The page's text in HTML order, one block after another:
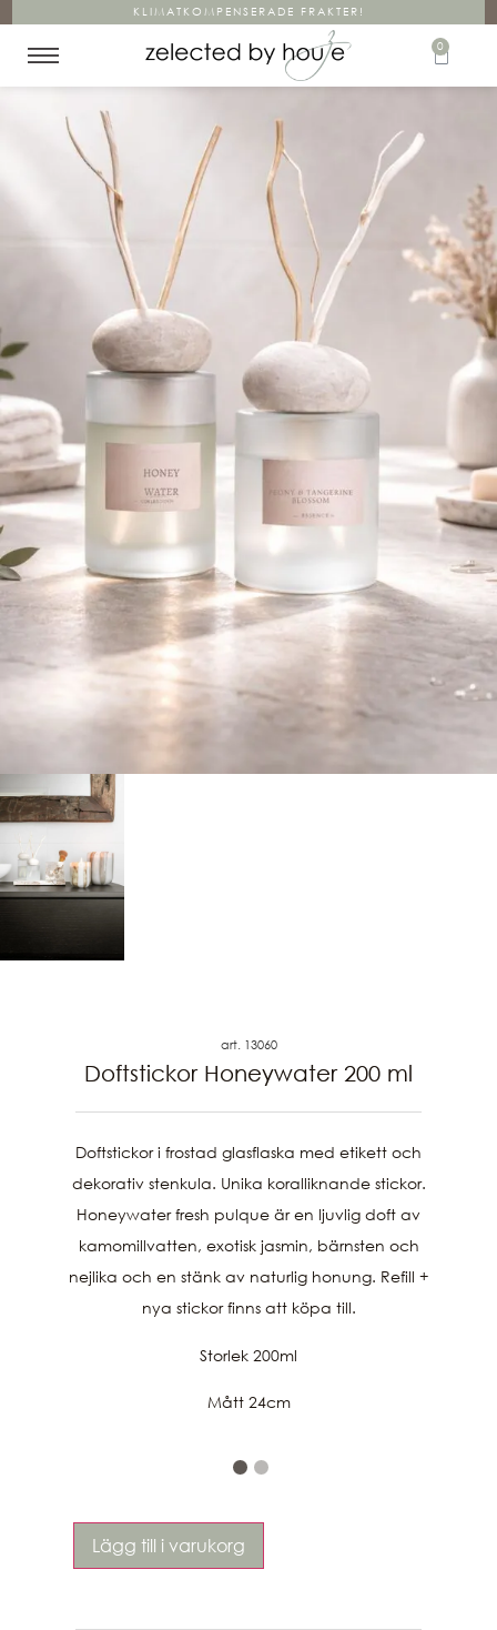
KLIMATKOMPENSERADE FRAKTER!
0
art. 13060
Doftstickor Honeywater 200 ml
Doftstickor i frostad glasflaska med etikett och
dekorativ stenkula. Unika koralliknande stickor.
Honeywater fresh pulque är en ljuvlig doft av
kamomillvatten, exotisk jasmin, bärnsten och
nejlika och en stänk av naturlig honung. Refill +
nya stickor finns att köpa till.
Storlek 200ml
Mått 24cm
Lägg till i varukorg